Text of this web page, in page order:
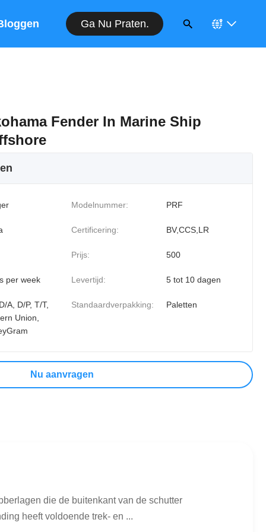
Ga Nu Praten.
Fender In Marine Ship
Modelnummer: PRF
Certificering: BV,CCS,LR
Prijs: 500
per week Levertijd: 5 tot 10 dagen
A, D/P, T/T,
Union,
Standaardverpakking: Paletten
Nu aanvragen
die de buitenkant van de schutter
heeft voldoende trek- en ...